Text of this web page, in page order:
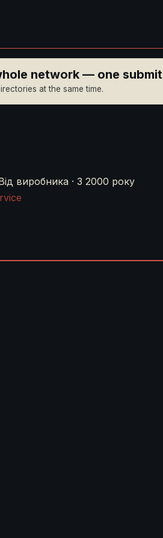
network — one submit
at the same time.
виробника · З 2000 року